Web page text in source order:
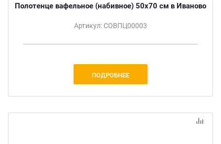
Полотенце вафельное (набивное) 50х70 см в Иваново
Артикул: СОВПЦ00003
ПОДРОБНЕЕ